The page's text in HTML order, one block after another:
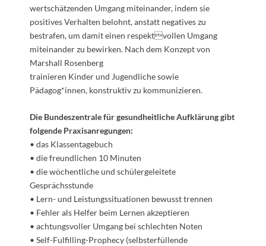
wertschätzenden Umgang miteinander, indem sie
positives Verhalten belohnt, anstatt negatives zu
bestrafen, um damit einen respektvollen Umgang
miteinander zu bewirken. Nach dem Konzept von
Marshall Rosenberg
trainieren Kinder und Jugendliche sowie
Pädagog*innen, konstruktiv zu kommunizieren.
Die Bundeszentrale für gesundheitliche Aufklärung gibt
folgende Praxisanregungen:
• das Klassentagebuch
• die freundlichen 10 Minuten
• die wöchentliche und schülergeleitete
Gesprächsstunde
• Lern- und Leistungssituationen bewusst trennen
• Fehler als Helfer beim Lernen akzeptieren
• achtungsvoller Umgang bei schlechten Noten
• Self-Fulfilling-Prophecy (selbsterfüllende